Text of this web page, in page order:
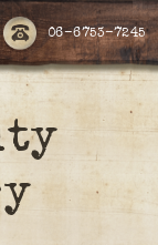
06-6753-7245